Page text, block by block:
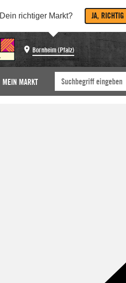
Dein richtiger Markt? JA, RICHTIG
Bornheim (Pfalz)
MEIN MARKT